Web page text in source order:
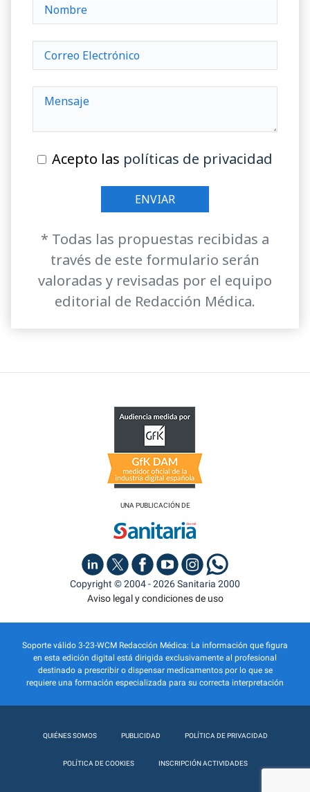
Acepto las políticas de privacidad
* Todas las propuestas recibidas a
través de este formulario serán
valoradas y revisadas por el equipo
editorial de Redacción Médica.
UNA PUBLICACIÓN DE
Copyright © 2004 - 2026 Sanitaria 2000
Aviso legal y condiciones de uso
Soporte válido 3-23-WCM Redacción Médica: La información que figura
en esta edición digital está dirigida exclusivamente al profesional
destinado a prescribir o dispensar medicamentos por lo que se
requiere una formación especializada para su correcta interpretación
QUIÉNES SOMOS PUBLICIDAD POLÍTICA DE PRIVACIDAD
POLÍTICA DE COOKIES INSCRIPCIÓN ACTIVIDADES